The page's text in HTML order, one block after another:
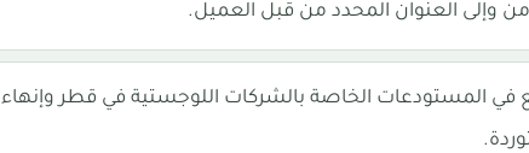
وإلى العنوان المحدد من قبل العميل.
في المستودعات الخاصة بالشركات اللوجستية في قطر وإنهاء